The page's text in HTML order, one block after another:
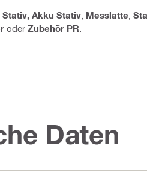
Stativ, Akku Stativ Messlatte
oder Zubehör PR
Daten